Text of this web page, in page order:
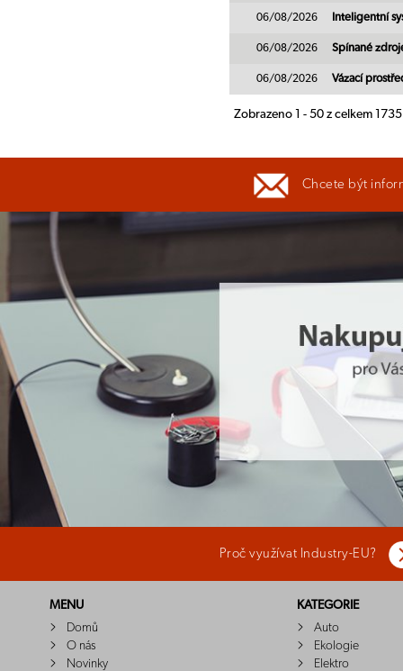
06/08/2026 Inteligentní
06/08/2026 Spínané
06/08/2026 Vázací
Zobrazeno 1 - 50 z celkem
Chcete být
Proč využívat Industry-EU?
MENU
Domů
O nás
Novinky
KATEGORIE
Auto
Ekologie
Elektro